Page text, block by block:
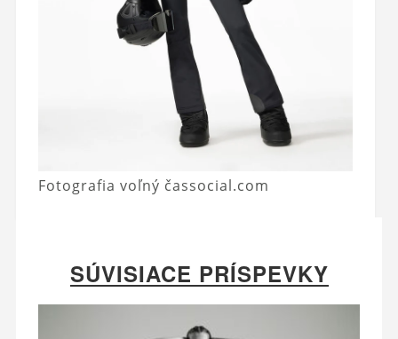
Fotografia voľný čassocial.com
SÚVISIACE PRÍSPEVKY